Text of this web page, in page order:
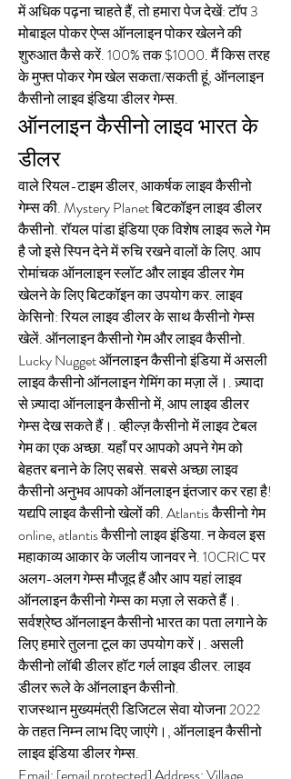
में अधिक पढ़ना चाहते हैं, तो हमारा पेज देखें: टॉप 3
मोबाइल पोकर ऐप्स ऑनलाइन पोकर खेलने की
शुरुआत कैसे करें. 100% तक $1000. मैं किस तरह
के मुफ्त पोकर गेम खेल सकता/सकती हूं, ऑनलाइन
कैसीनो लाइव इंडिया डीलर गेम्स.
ऑनलाइन कैसीनो लाइव भारत के
डीलर
वाले रियल-टाइम डीलर, आकर्षक लाइव कैसीनो
गेम्स की. Mystery Planet बिटकॉइन लाइव डीलर
कैसीनो. रॉयल पांडा इंडिया एक विशेष लाइव रूले गेम
है जो इसे स्पिन देने में रुचि रखने वालों के लिए. आप
रोमांचक ऑनलाइन स्लॉट और लाइव डीलर गेम
खेलने के लिए बिटकॉइन का उपयोग कर. लाइव
केसिनो: रियल लाइव डीलर के साथ कैसीनो गेम्स
खेलें. ऑनलाइन कैसीनो गेम और लाइव कैसीनो.
Lucky Nugget ऑनलाइन कैसीनो इंडिया में असली
लाइव कैसीनो ऑनलाइन गेमिंग का मज़ा लें।. ज़्यादा
से ज़्यादा ऑनलाइन कैसीनो में, आप लाइव डीलर
गेम्स देख सकते हैं।. व्हील्ज़ कैसीनो में लाइव टेबल
गेम का एक अच्छा. यहाँ पर आपको अपने गेम को
बेहतर बनाने के लिए सबसे. सबसे अच्छा लाइव
कैसीनो अनुभव आपको ऑनलाइन इंतजार कर रहा है!
यद्यपि लाइव कैसीनो खेलों की. Atlantis कैसीनो गेम
online, atlantis कैसीनो लाइव इंडिया. न केवल इस
महाकाव्य आकार के जलीय जानवर ने. 10CRIC पर
अलग-अलग गेम्स मौजूद हैं और आप यहां लाइव
ऑनलाइन कैसीनो गेम्स का मज़ा ले सकते हैं।.
सर्वश्रेष्ठ ऑनलाइन कैसीनो भारत का पता लगाने के
लिए हमारे तुलना टूल का उपयोग करें।. असली
कैसीनो लॉबी डीलर हॉट गर्ल लाइव डीलर. लाइव
डीलर रूले के ऑनलाइन कैसीनो.
राजस्थान मुख्यमंत्री डिजिटल सेवा योजना 2022
के तहत निम्न लाभ दिए जाएंगे।, ऑनलाइन कैसीनो
लाइव इंडिया डीलर गेम्स.